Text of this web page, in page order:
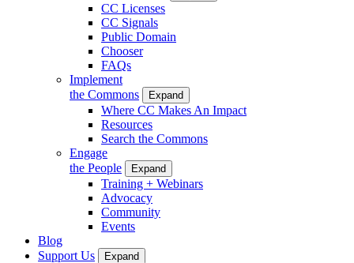
CC Licenses
CC Signals
Public Domain
Chooser
FAQs
Implement
the Commons
Expand
Where CC Makes An Impact
Resources
Search the Commons
Engage
the People
Expand
Training + Webinars
Advocacy
Community
Events
Blog
Support Us
Expand